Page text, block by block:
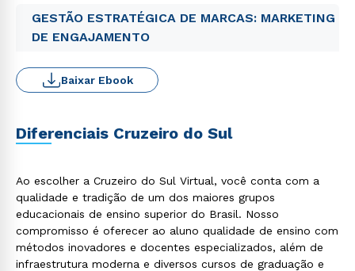
GESTÃO ESTRATÉGICA DE MARCAS: MARKETING
DE ENGAJAMENTO
Baixar Ebook
Diferenciais Cruzeiro do Sul
Ao escolher a Cruzeiro do Sul Virtual, você conta com a
qualidade e tradição de um dos maiores grupos
educacionais de ensino superior do Brasil. Nosso
compromisso é oferecer ao aluno qualidade de ensino com
métodos inovadores e docentes especializados, além de
infraestrutura moderna e diversos cursos de graduação e